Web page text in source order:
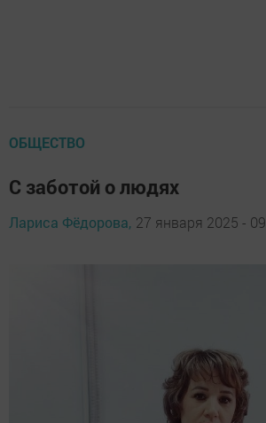
ОБЩЕСТВО
С заботой о людях
Лариса Фёдорова, 27 января 2025 -